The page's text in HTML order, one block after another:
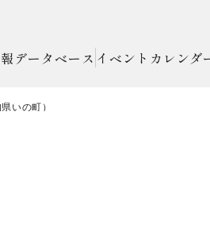
データベース イベントカレンダ
いの町）